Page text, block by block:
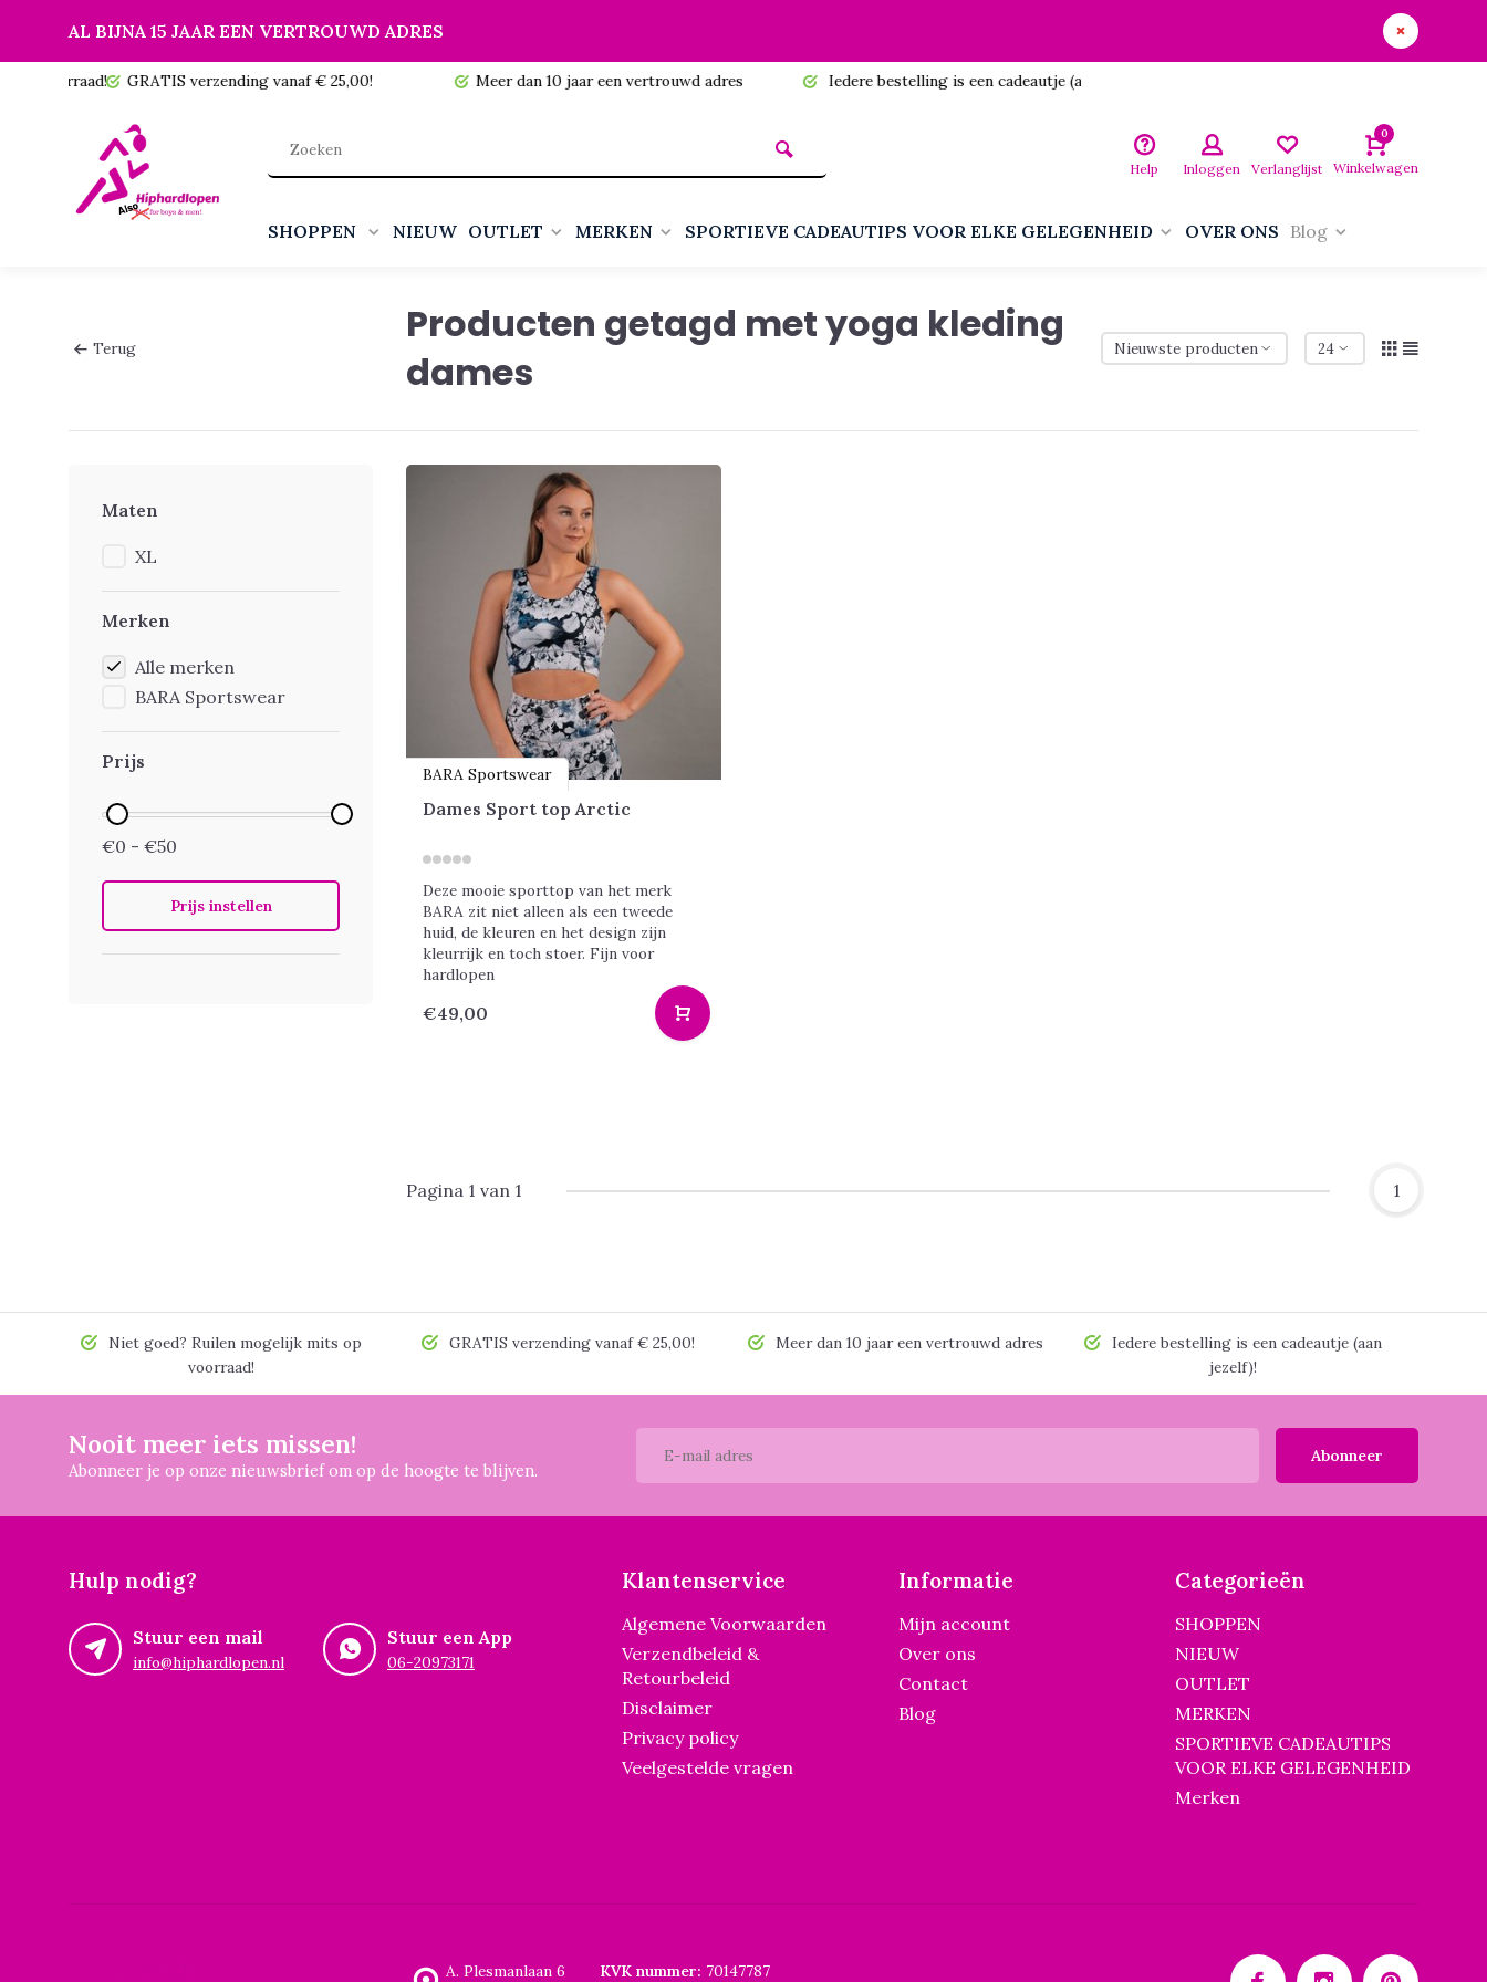
AL BIJNA 15 JAAR EEN VERTROUWD ADRES
GRATIS verzending vanaf € 25,00! Meer dan 10 jaar een vertrouwd adres Iedere bestelling is een cadeautje (aan jezelf)!
Help Inloggen Verlanglijst
0
Winkelwagen
SHOPPEN NIEUW OUTLET MERKEN SPORTIEVE CADEAUTIPS VOOR ELKE GELEGENHEID OVER ONS Blog
Terug
Producten getagd met yoga kleding
dames
Maten
XL
Merken
Alle merken
BARA Sportswear
Prijs
€0 - €50
Prijs instellen
BARA Sportswear
Dames Sport top Arctic
Deze mooie sporttop van het merk
BARA zit niet alleen als een tweede
huid, de kleuren en het design zijn
kleurrijk en toch stoer. Fijn voor
hardlopen
€49,00
Pagina 1 van 1 1
Niet goed? Ruilen mogelijk mits op
voorraad!
GRATIS verzending vanaf € 25,00! Meer dan 10 jaar een vertrouwd adres
Iedere bestelling is een cadeautje (aan
jezelf)!
Nooit meer iets missen!
Abonneer je op onze nieuwsbrief om op de hoogte te blijven.
Abonneer
Hulp nodig?
Stuur een mail
info@hiphardlopen.nl
Stuur een App
06-20973171
Klantenservice
Algemene Voorwaarden
Verzendbeleid &
Retourbeleid
Disclaimer
Privacy policy
Veelgestelde vragen
Informatie
Mijn account
Over ons
Contact
Blog
Categorieën
SHOPPEN
NIEUW
OUTLET
MERKEN
SPORTIEVE CADEAUTIPS
VOOR ELKE GELEGENHEID
Merken
A. Plesmanlaan 6 KVK nummer: 70147787